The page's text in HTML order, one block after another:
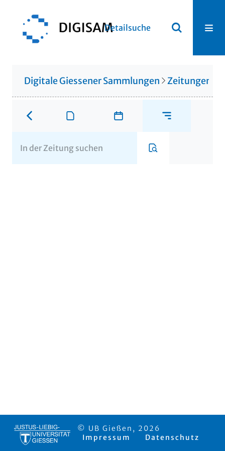
Detailsuche
Digitale Giessener Sammlungen Zeitungen
© UB Gießen, 2026
Impressum
Datenschutz